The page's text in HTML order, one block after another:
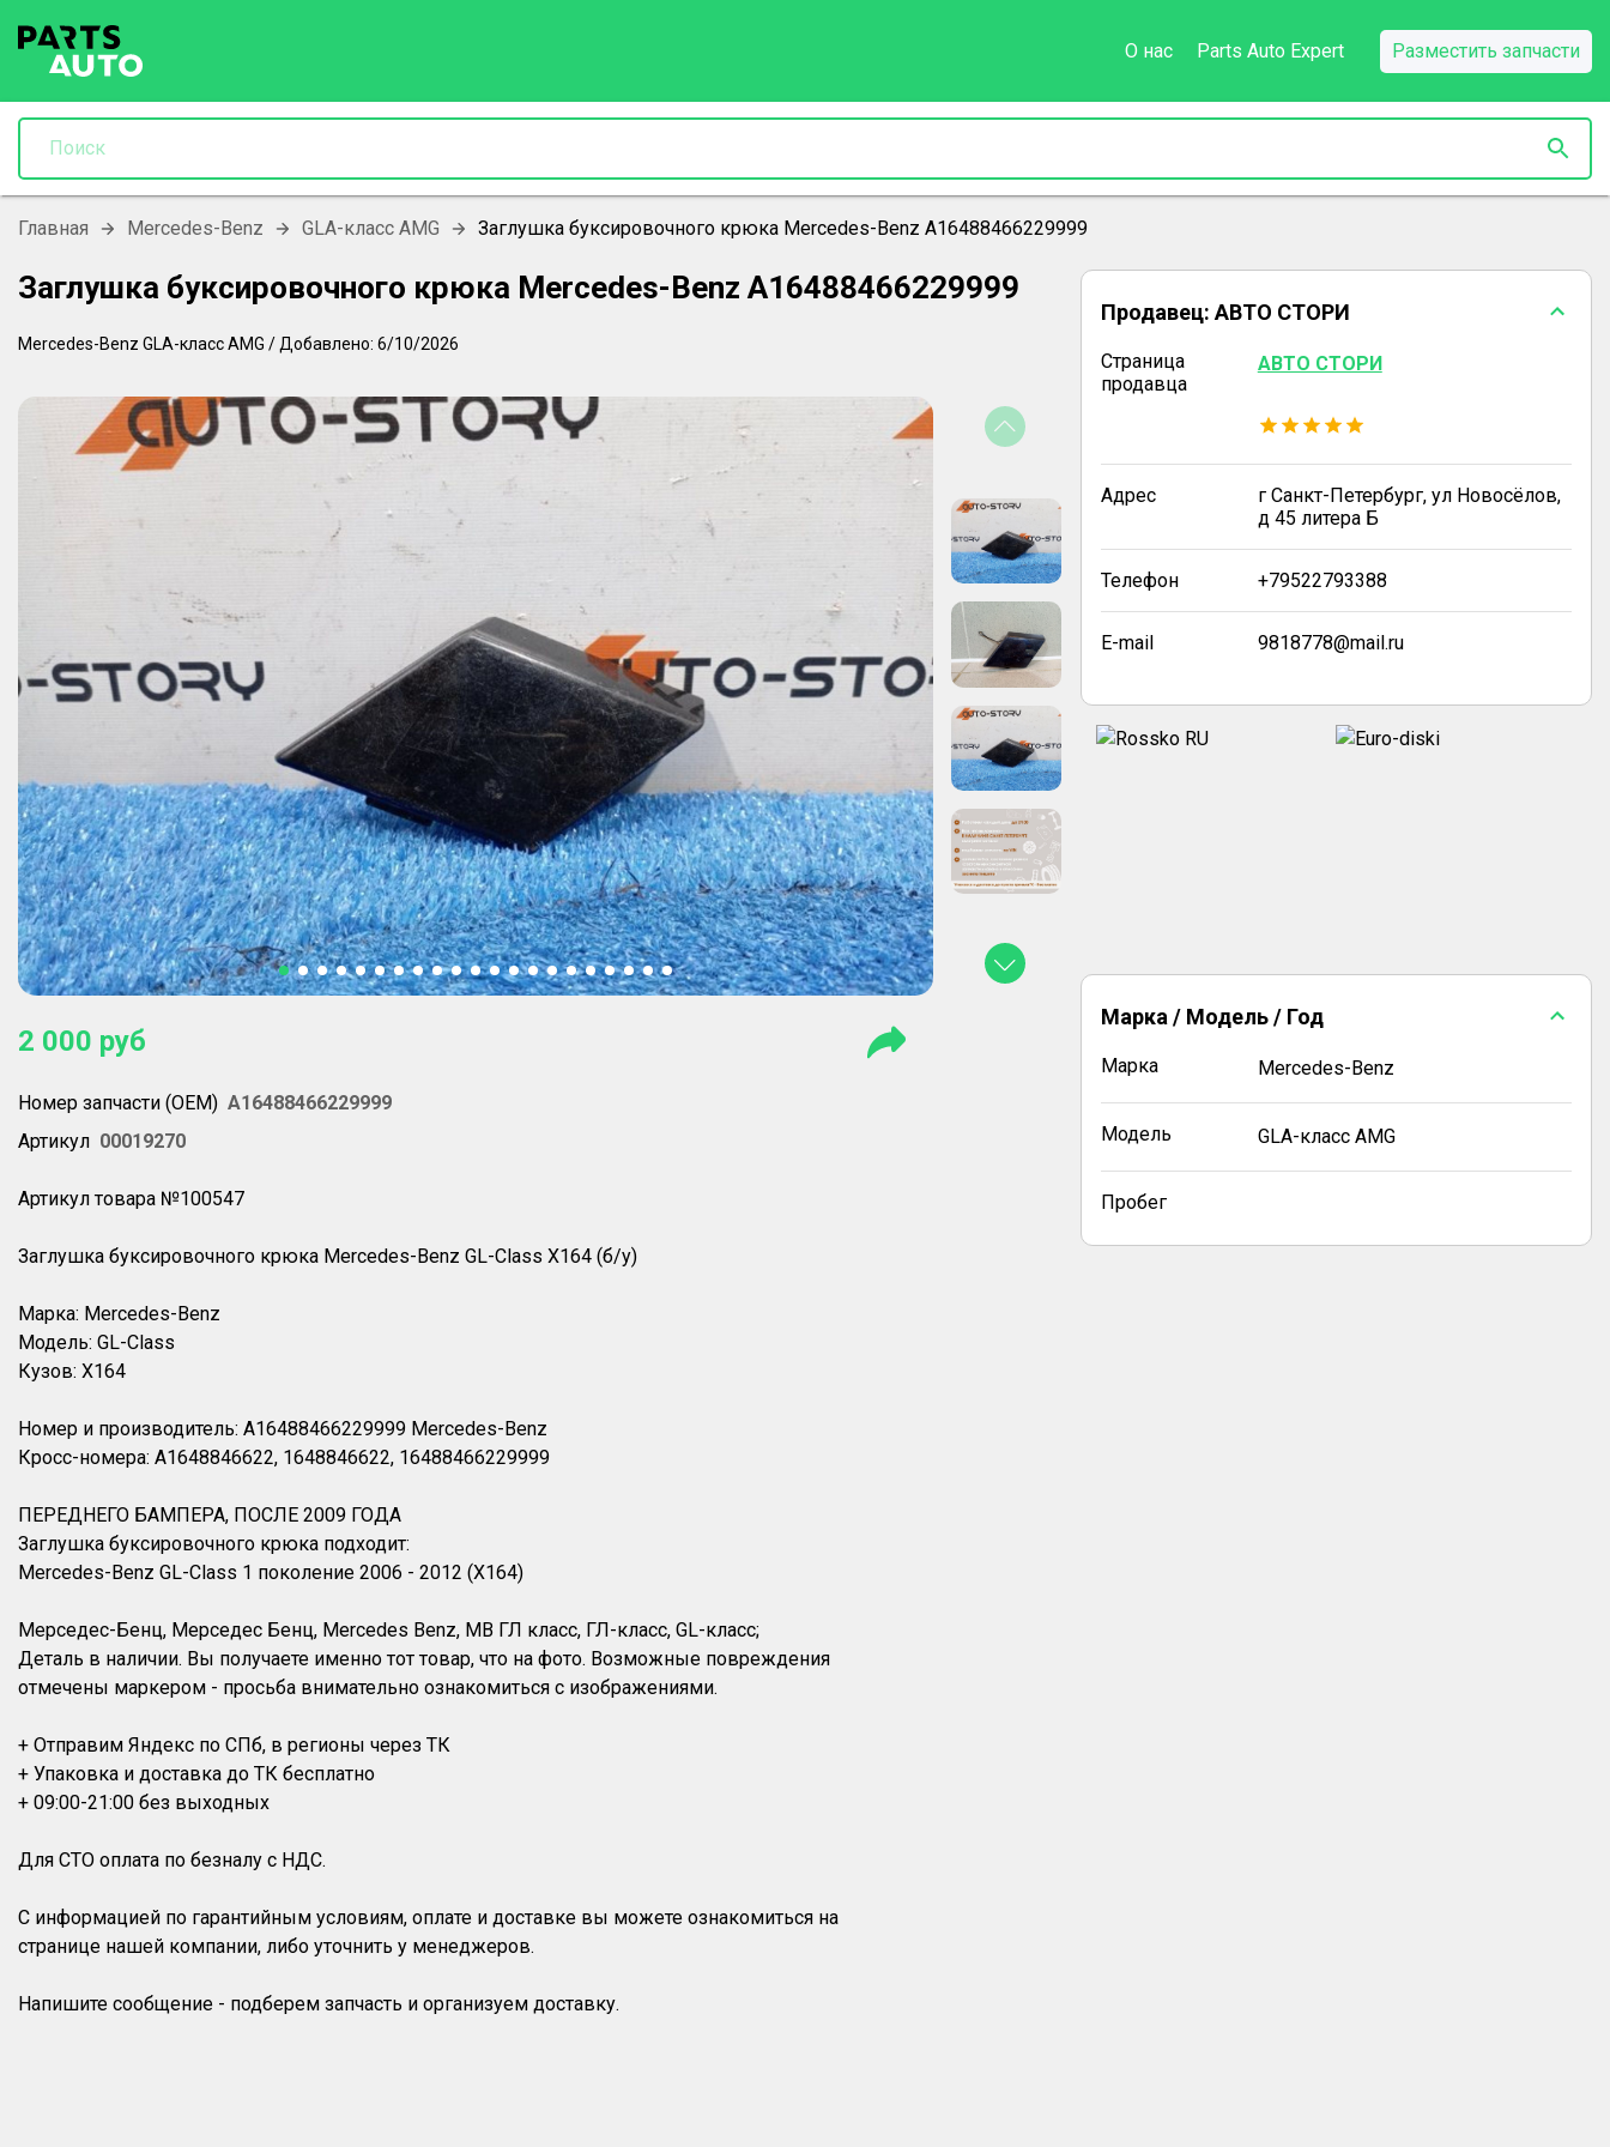
О нас Parts Auto Expert Разместить запчасти
Главная Mercedes-Benz GLA-класс AMG Заглушка буксировочного крюка Mercedes-Benz A16488466229999
Заглушка буксировочного крюка Mercedes-Benz A16488466229999
Mercedes-Benz GLA-класс AMG / Добавлено: 6/10/2026
2 000 руб
Номер запчасти (OEM) A16488466229999
Артикул 00019270
Артикул товара №100547
Заглушка буксировочного крюка Mercedes-Benz GL-Class X164 (б/у)
Марка: Mercedes-Benz
Модель: GL-Class
Кузов: X164
Номер и производитель: A16488466229999 Mercedes-Benz
Кросс-номера: A1648846622, 1648846622, 16488466229999
ПЕРЕДНЕГО БАМПЕРА, ПОСЛЕ 2009 ГОДА
Заглушка буксировочного крюка подходит:
Mercedes-Benz GL-Class 1 поколение 2006 - 2012 (X164)
Мерседес-Бенц, Мерседес Бенц, Mercedes Benz, MB ГЛ класс, ГЛ-класс, GL-класс;
Деталь в наличии. Вы получаете именно тот товар, что на фото. Возможные повреждения
отмечены маркером - просьба внимательно ознакомиться с изображениями.
+ Отправим Яндекс по СПб, в регионы через ТК
+ Упаковка и доставка до ТК бесплатно
+ 09:00-21:00 без выходных
Для СТО оплата по безналу с НДС.
С информацией по гарантийным условиям, оплате и доставке вы можете ознакомиться на
странице нашей компании, либо уточнить у менеджеров.
Продавец: АВТО СТОРИ
Страница
продавца
АВТО СТОРИ
Адрес
г Санкт-Петербург, ул Новосёлов,
д 45 литера Б
Телефон +79522793388
E-mail 9818778@mail.ru
Марка / Модель / Год
Марка Mercedes-Benz
Модель GLA-класс AMG
Пробег